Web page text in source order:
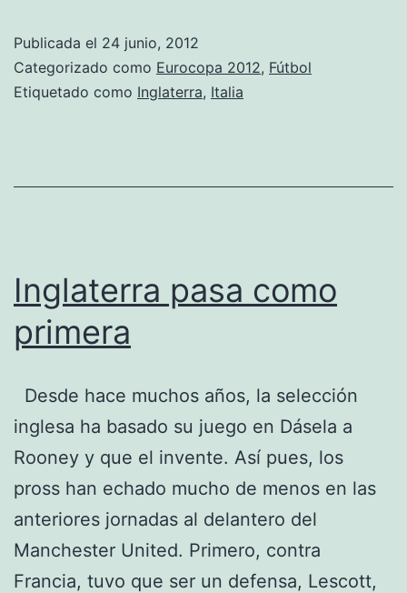
Publicada el 24 junio, 2012
Categorizado como Eurocopa 2012, Fútbol
Etiquetado como Inglaterra, Italia
Inglaterra pasa como
primera
Desde hace muchos años, la selección
inglesa ha basado su juego en Dásela a
Rooney y que el invente. Así pues, los
pross han echado mucho de menos en las
anteriores jornadas al delantero del
Manchester United. Primero, contra
Francia, tuvo que ser un defensa, Lescott,